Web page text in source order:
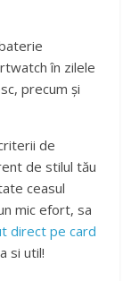
în zilele
precum și
de
de stilul tău
ceasul
mic efort, sa
direct pe card
si util!